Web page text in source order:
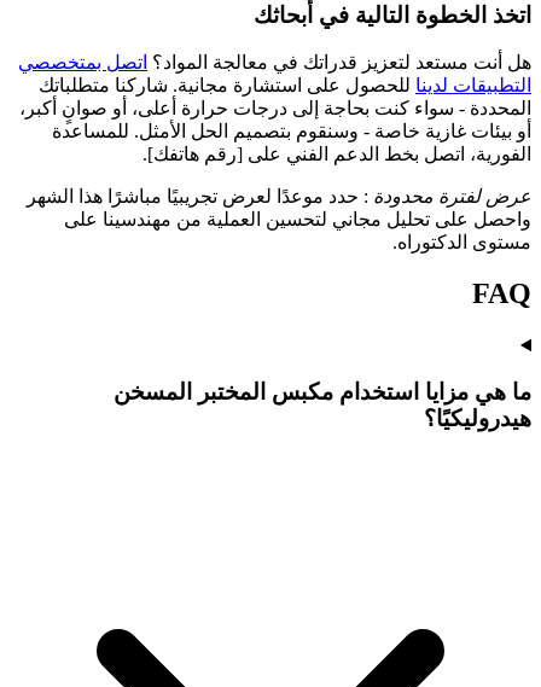
اتخذ الخطوة التالية في أبحاثك
هل أنت مستعد لتعزيز قدراتك في معالجة المواد؟ اتصل بمتخصصي
التطبيقات لدينا للحصول على استشارة مجانية. شاركنا متطلباتك
المحددة - سواء كنت بحاجة إلى درجات حرارة أعلى، أو صوانٍ أكبر،
أو بيئات غازية خاصة - وسنقوم بتصميم الحل الأمثل. للمساعدة
الفورية، اتصل بخط الدعم الفني على [رقم هاتفك].
عرض لفترة محدودة : حدد موعدًا لعرض تجريبيًا مباشرًا هذا الشهر
واحصل على تحليل مجاني لتحسين العملية من مهندسينا على
مستوى الدكتوراه.
FAQ
ما هي مزايا استخدام مكبس المختبر المسخن
هيدروليكيًا؟